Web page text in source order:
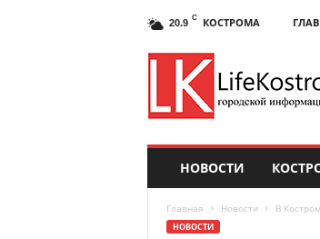
20.9 C КОСТРОМА
НОВОСТИ
Главная Новости В
НОВОСТИ